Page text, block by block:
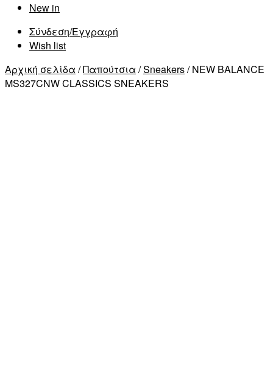
New in
Σύνδεση/Εγγραφή
Wish list
Αρχική σελίδα /Παπούτσια /Sneakers/ NEW BALANCE
MS327CNW CLASSICS SNEAKERS